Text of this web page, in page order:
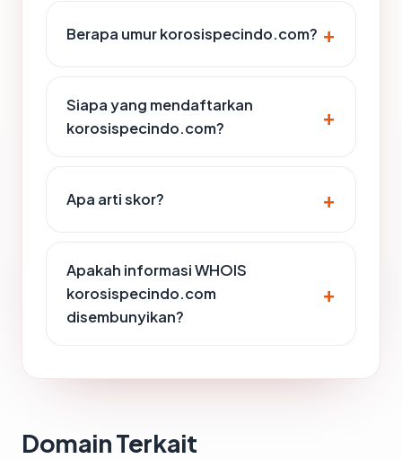
Berapa umur korosispecindo.com?
Siapa yang mendaftarkan
korosispecindo.com?
Apa arti skor?
Apakah informasi WHOIS
korosispecindo.com
disembunyikan?
Domain Terkait